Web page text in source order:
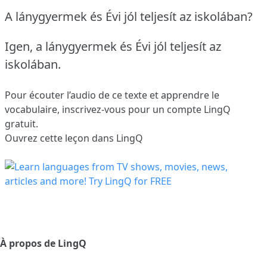
A lánygyermek és Évi jól teljesít az iskolában?
Igen, a lánygyermek és Évi jól teljesít az
iskolában.
Pour écouter l’audio de ce texte et apprendre le
vocabulaire, inscrivez-vous pour un compte LingQ
gratuit.
Ouvrez cette leçon dans LingQ
À propos de LingQ